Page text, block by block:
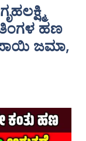
ಹಣ
ಜಮಾ,